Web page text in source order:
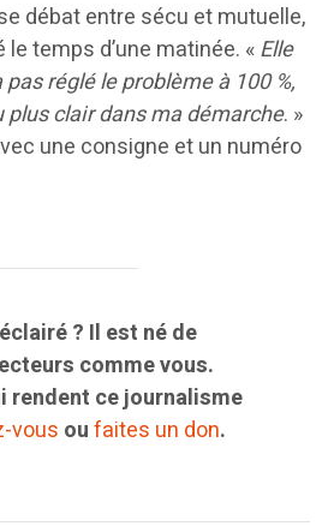
débat entre sécu et mutuelle,
le temps d’une matinée. «Elle
pas réglé le problème à 100 %,
plus clair dans ma démarche. »
une consigne et un numéro
? Il est né de
comme vous.
rendent ce journalisme
vous oufaites un don.